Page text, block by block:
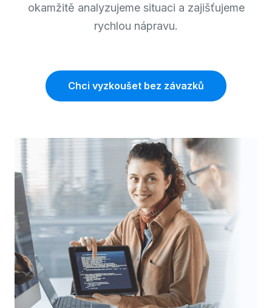
okamžitě analyzujeme situaci a zajišťujeme
rychlou nápravu.
Chci vyzkoušet bez závazků